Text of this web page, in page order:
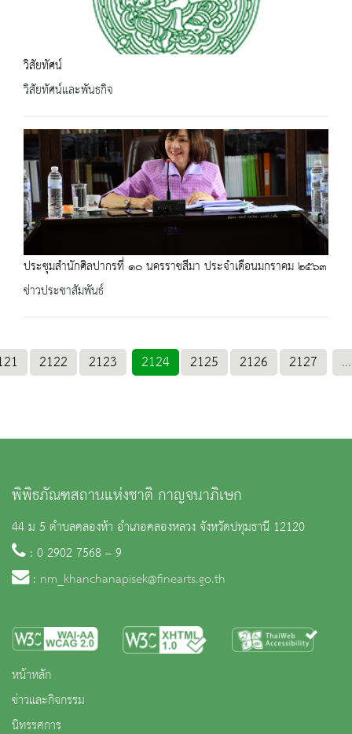
วิสัยทัศน์
วิสัยทัศน์และพันธกิจ
ประชุมสำนักศิลปากรที่ ๑๐ นครราชสีมา ประจำเดือนมกราคม ๒๕๖๓
ข่าวประชาสัมพันธ์
2122 2123 2124 2125 2126 2127 ...
พิพิธภัณฑสถานแห่งชาติ กาญจนาภิเษก
44 ม 5 ตำบลคลองห้า อำเภอคลองหลวง จังหวัดปทุมธานี 12120
: 0 2902 7568 – 9
: nm_khanchanapisek@finearts.go.th
หน้าหลัก
ข่าวและกิจกรรม
นิทรรศการ